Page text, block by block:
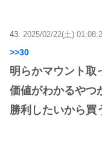
43: 2025/02/22(土)
>>30
明らかマウント取
価値がわかるやつ
勝利したいから買